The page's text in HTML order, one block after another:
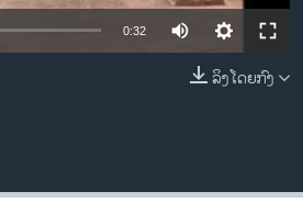
0:32
ລິງໂດຍກົງ